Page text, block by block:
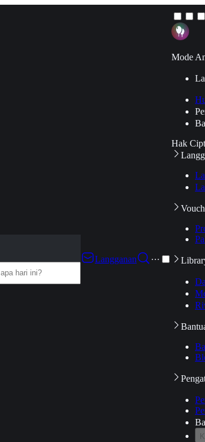
Langganan
···
Mode
Hak